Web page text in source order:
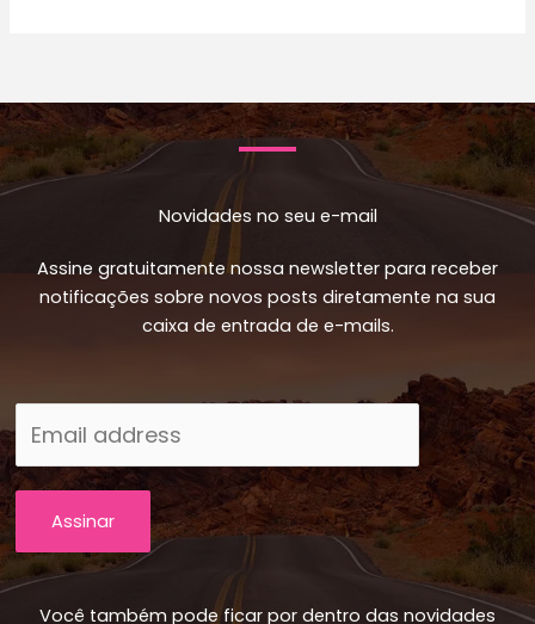
Novidades no seu e-mail
Assine gratuitamente nossa newsletter para receber
notificações sobre novos posts diretamente na sua
caixa de entrada de e-mails.
Assinar
Você também pode ficar por dentro das novidades